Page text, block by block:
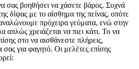
σας βοηθήσει να χάσετε βάρος. Συχνά
δίψας με το αίσθημα της πείνας, οπότε
πρόχειρα γεύματα, ενώ στην
απλώς χρειάζεται να πιει κάτι. Το να
στο να αισθάνεστε πλήρεις,
σας για φαγητό. Οι μελέτες επίσης